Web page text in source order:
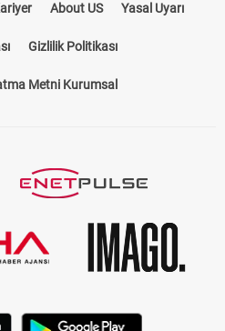
About US Yasal Uyarı
Gizlilik Politikası
Metni Kurumsal